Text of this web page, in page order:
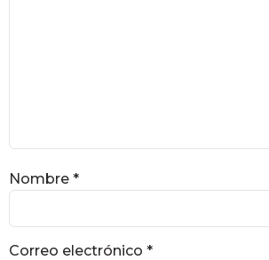
Nombre *
Correo electrónico *